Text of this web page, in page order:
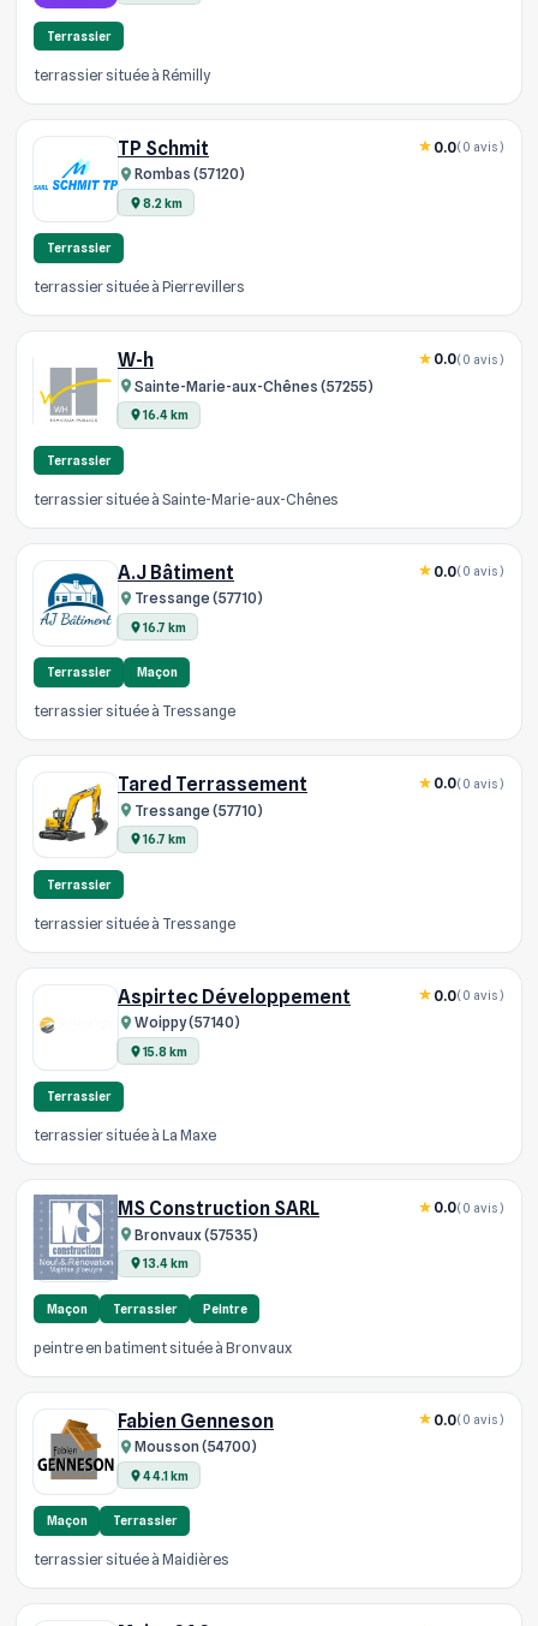
Terrassier
terrassier située à Rémilly
TP Schmit
Rombas (57120)
8.2 km
0.0(0 avis)
Terrassier
terrassier située à Pierrevillers
W-h
Sainte-Marie-aux-Chênes (57255)
16.4 km
0.0(0 avis)
Terrassier
terrassier située à Sainte-Marie-aux-Chênes
A.J Bâtiment
Tressange (57710)
16.7 km
0.0(0 avis)
Terrassier Maçon
terrassier située à Tressange
Tared Terrassement
Tressange (57710)
16.7 km
0.0(0 avis)
Terrassier
terrassier située à Tressange
Aspirtec Développement
Woippy (57140)
15.8 km
0.0(0 avis)
Terrassier
terrassier située à La Maxe
MS Construction SARL
Bronvaux (57535)
13.4 km
0.0(0 avis)
Maçon Terrassier Peintre
peintre en batiment située à Bronvaux
Fabien Genneson
Mousson (54700)
44.1 km
0.0(0 avis)
Maçon Terrassier
terrassier située à Maidières